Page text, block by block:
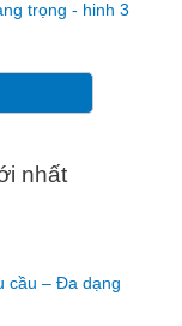
nhất
cầu – Đa dạng